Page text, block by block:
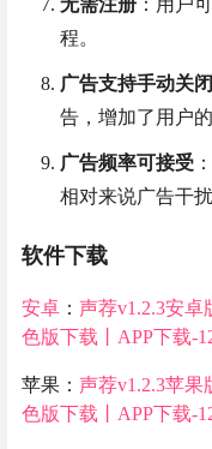
程。
广告支持手动关闭
告，增加了用户
广告频率可接受
相对来说广告干
软件下载
安卓 ： 声荐v1.2.3安卓
色版下载丨APP下载-
苹果： 声荐v1.2.3苹果
色版下载丨APP下载-